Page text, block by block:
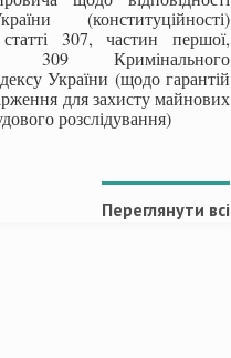
(конституційності)
307, частин першої,
309 Кримінального
України (щодо гарантій
для захисту майнових
розслідування)
Переглянути всі